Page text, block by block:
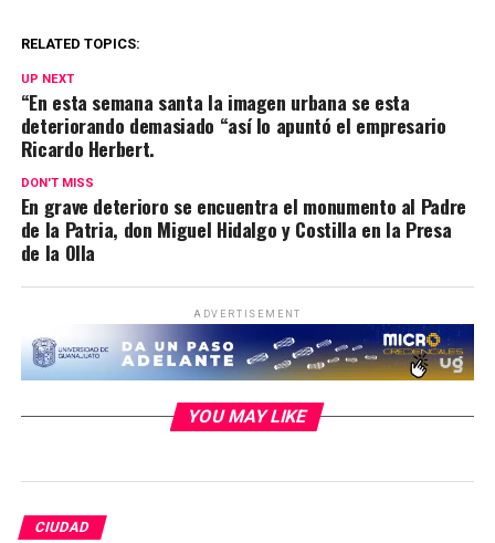
RELATED TOPICS:
UP NEXT
“En esta semana santa la imagen urbana se esta
deteriorando demasiado “así lo apuntó el empresario
Ricardo Herbert.
DON'T MISS
En grave deterioro se encuentra el monumento al Padre
de la Patria, don Miguel Hidalgo y Costilla en la Presa
de la Olla
ADVERTISEMENT
YOU MAY LIKE
CIUDAD